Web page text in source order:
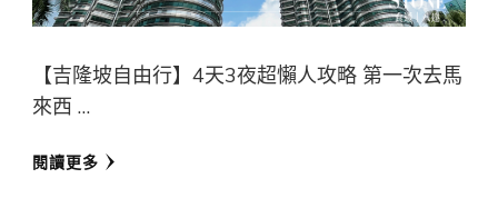
【吉隆坡自由行】4天3夜超懶人攻略 第一次去馬
來西 …
閱讀更多